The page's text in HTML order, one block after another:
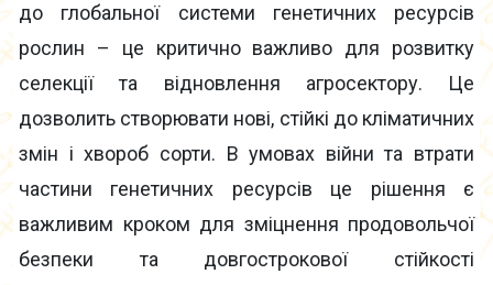
до глобальної системи генетичних ресурсів
рослин – це критично важливо для розвитку
селекції та відновлення агросектору. Це
дозволить створювати нові, стійкі до кліматичних
змін і хвороб сорти. В умовах війни та втрати
частини генетичних ресурсів це рішення є
важливим кроком для зміцнення продовольчої
безпеки та довгострокової стійкості